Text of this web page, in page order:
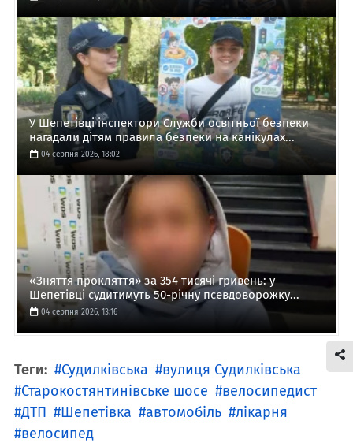
У Шепетівці інспектори Служби освітньої безпеки
нагадали дітям правила безпеки на канікулах...
04 серпня 2026, 18:02
«Зняття прокляття» за 354 тисячі гривень: у
Шепетівці судитимуть 50-річну псевдоворожку...
04 серпня 2026, 13:16
Теги: Судилківська
вулиця Судилківська
Старокостянтинівське шосе
велосипедист
ДТП
Шепетівка автомобіль
лікарня
велосипед